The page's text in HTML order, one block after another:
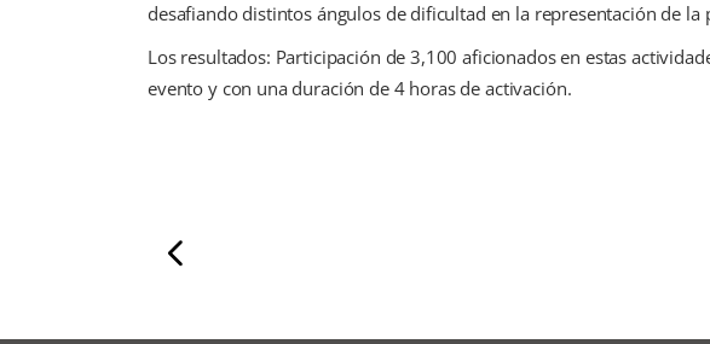
desafiando distintos ángulos de dificultad en la representación de la
Los resultados: Participación de 3,100 aficionados en estas
evento y con una duración de 4 horas de activación.